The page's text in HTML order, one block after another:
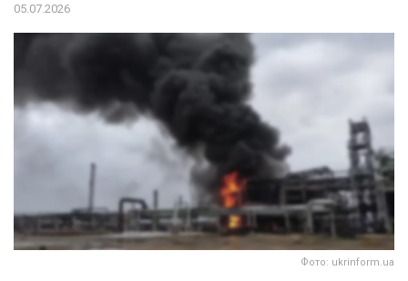
05.07.2026
Фото: ukrinform.ua